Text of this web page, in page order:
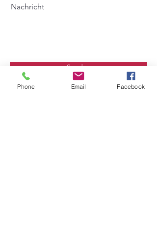
Nachricht
Senden
Phone Email Facebook